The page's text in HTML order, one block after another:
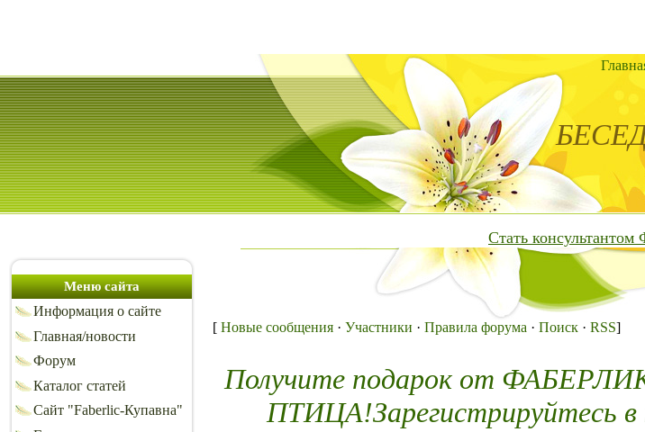
Стать
Меню сайта
Информация о сайте
Главная/новости
Форум
Каталог статей
Сайт "Faberlic-Купавна"
[ Новые сообщения · Участники · Правила форума · Поиск · RSS]
Получите подарок от
ПТИЦА!Зарегистрируйтесь